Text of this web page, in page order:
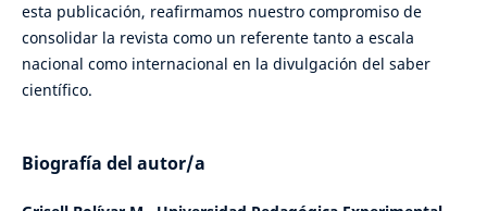
esta publicación, reafirmamos nuestro compromiso de
consolidar la revista como un referente tanto a escala
nacional como internacional en la divulgación del saber
científico.
Biografía del autor/a